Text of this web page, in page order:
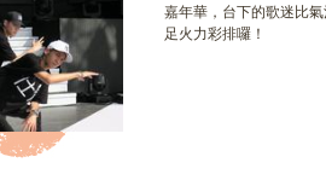
嘉年華，台下的歌迷比
足火力彩排囉！